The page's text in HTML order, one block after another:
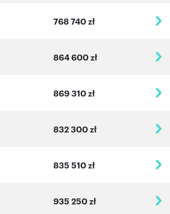
768 740 zł
864 600 zł
869 310 zł
832 300 zł
835 510 zł
935 250 zł